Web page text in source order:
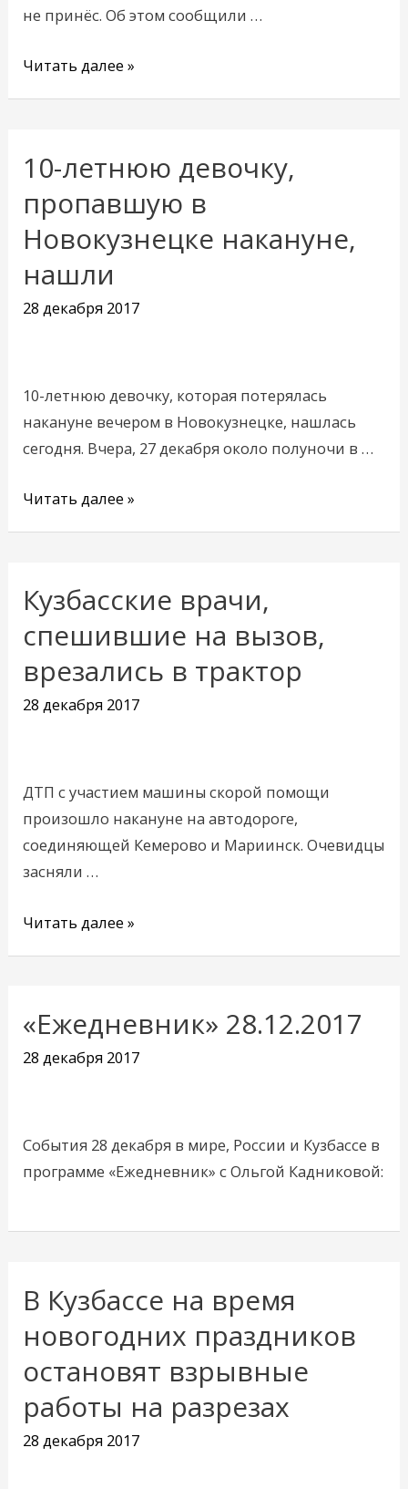
не принёс. Об этом сообщили …
Читать далее »
10-летнюю девочку,
пропавшую в
Новокузнецке накануне,
нашли
28 декабря 2017
10-летнюю девочку, которая потерялась
накануне вечером в Новокузнецке, нашлась
сегодня. Вчера, 27 декабря около полуночи в …
10-
девочку,
пропавшую
в
накануне,
Читать далее »
Кузбасские врачи,
спешившие на вызов,
врезались в трактор
28 декабря 2017
ДТП с участием машины скорой помощи
произошло накануне на автодороге,
соединяющей Кемерово и Мариинск. Очевидцы
засняли …
Кузбасские
врачи,
спешившие
на
вызов,
Читать далее »
«Ежедневник» 28.12.2017
28 декабря 2017
События 28 декабря в мире, России и Кузбассе в
программе «Ежедневник» с Ольгой Кадниковой:
В Кузбассе на время
новогодних праздников
остановят взрывные
работы на разрезах
28 декабря 2017
В
Кузбассе
на
время
новогодних
праздников
остановят